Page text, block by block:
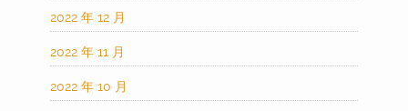
2022 年 12 月
2022 年 11 月
2022 年 10 月